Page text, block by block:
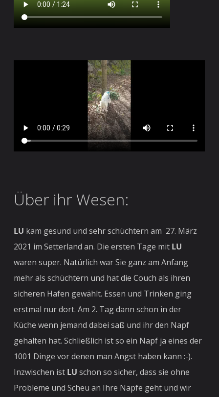
Über ihr Wesen:
LU kam gesund und sehr schüchtern am 27. März
2021 im Setterland an. Die ersten Tage mit LU
waren super. Natürlich war Sie ganz am Anfang
mehr als schüchtern und hat die Couch als ihren
sicheren Hafen gewählt. Essen und Trinken ging
erstmal nur dort. Am 2. Tag dann schon in der
Küche wenn jemand dabei saß und ihr den Napf
gehalten hat. Schließlich ist so ein Napf ja eines der
1001 Dinge vor denen man Angst haben kann :-).
Inzwischen ist LU schon so sicher, dass sie ohne
Probleme und Scheu an Ihre Näpfe geht und wir